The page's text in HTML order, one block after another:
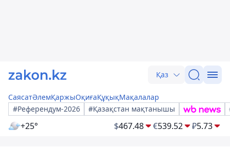
Қаз
СаясатӘлемҚаржыОқиғаҚұқықМақалалар
#Референдум-2026
#Қазақстан мақтанышы
+25° $467.48 €539.52 ₽5.73